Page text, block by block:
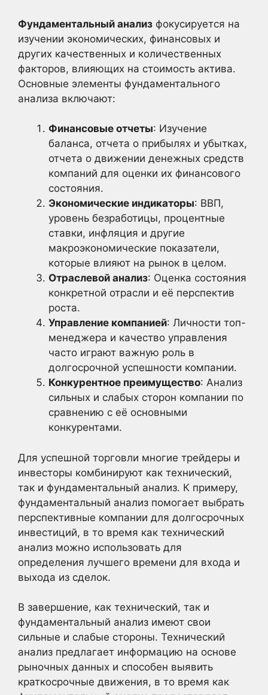
Фундаментальный анализ фокусируется на
изучении экономических, финансовых и
других качественных и количественных
факторов, влияющих на стоимость актива.
Основные элементы фундаментального
анализа включают:
Финансовые отчеты: Изучение
баланса, отчета о прибылях и убытках,
отчета о движении денежных средств
компаний для оценки их финансового
состояния.
Экономические индикаторы: ВВП,
уровень безработицы, процентные
ставки, инфляция и другие
макроэкономические показатели,
которые влияют на рынок в целом.
Отраслевой анализ: Оценка состояния
конкретной отрасли и её перспектив
роста.
Управление компанией: Личности топ-
менеджера и качество управления
часто играют важную роль в
долгосрочной успешности компании.
Конкурентное преимущество: Анализ
сильных и слабых сторон компании по
сравнению с её основными
конкурентами.
Для успешной торговли многие трейдеры и
инвесторы комбинируют как технический,
так и фундаментальный анализ. К примеру,
фундаментальный анализ помогает выбрать
перспективные компании для долгосрочных
инвестиций, в то время как технический
анализ можно использовать для
определения лучшего времени для входа и
выхода из сделок.
В завершение, как технический, так и
фундаментальный анализ имеют свои
сильные и слабые стороны. Технический
анализ предлагает информацию на основе
рыночных данных и способен выявить
краткосрочные движения, в то время как